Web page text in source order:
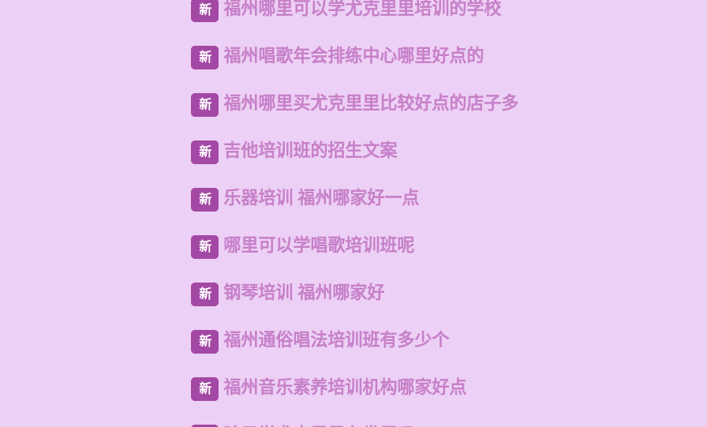
新 福州哪里可以学尤克里里培训的学校
新 福州唱歌年会排练中心哪里好点的
新 福州哪里买尤克里里比较好点的店子多
新 吉他培训班的招生文案
新 乐器培训 福州哪家好一点
新 哪里可以学唱歌培训班呢
新 钢琴培训 福州哪家好
新 福州通俗唱法培训班有多少个
新 福州音乐素养培训机构哪家好点